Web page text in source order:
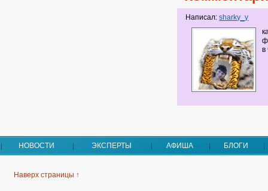
Написал:sharky_y
в
НОВОСТИ ЭКСПЕРТЫ АФИША БЛОГИ
Наверх страницы ↑